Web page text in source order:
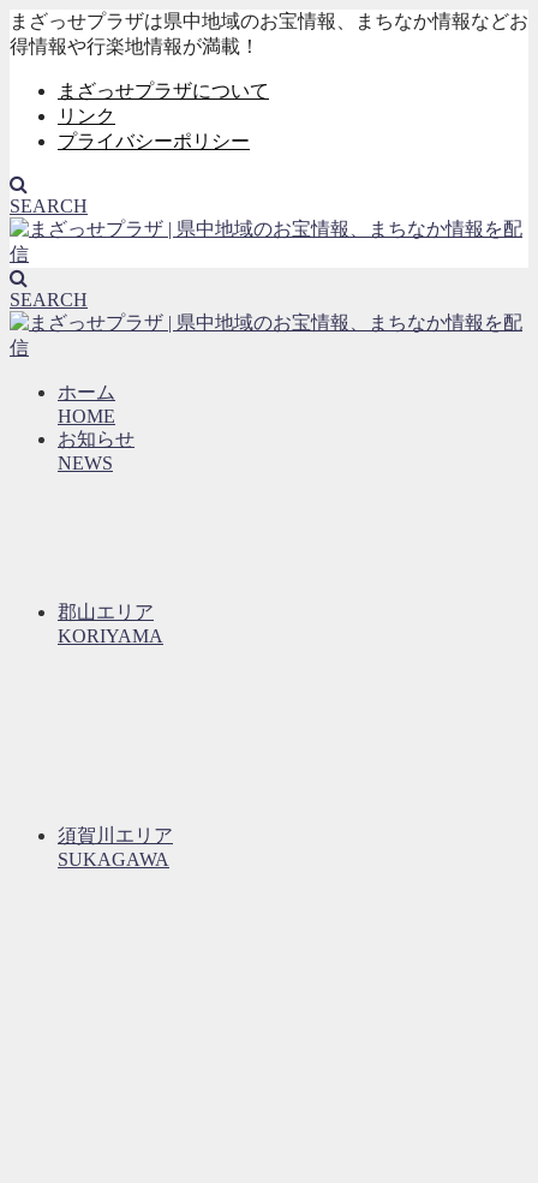
まざっせプラザは県中地域のお宝情報、まちなか情報などお
得情報や行楽地情報が満載！
まざっせプラザについて
リンク
プライバシーポリシー
SEARCH
SEARCH
ホーム
HOME
お知らせ
NEWS
郡山エリア
KORIYAMA
須賀川エリア
SUKAGAWA